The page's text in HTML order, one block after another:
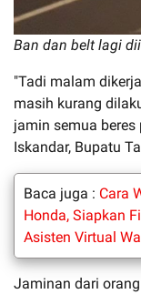
Ban dan belt lagi
"Tadi malam
masih kurang
jamin semua beres
Iskandar, Bupatu
Baca juga : Cara
Honda, Siapkan
Asisten Virtual
Jaminan dari